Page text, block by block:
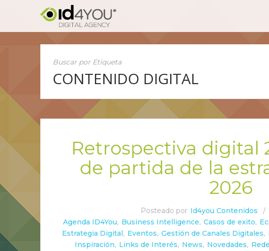
Buscar por Etiqueta
CONTENIDO DIGITAL
Retrospectiva digital
de partida de la
2026
Posteado por Id4you Contenidos /
Agenda ID4You, Business Intelligence, Casos de exito,
Estrategia Digital, Eventos, Gestión de Canales Digitales,
Inspiración, Links de Interés, News, Novedades,